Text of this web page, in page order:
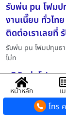
รับพ่น pu โฟมป
งานเนี๊ยบ ทั่วไท
ติดต่อเราเลยที่
รับพ่น pu โฟมปทุมธา
ไม่ท
บริษัทพ่นโฟมมา
ฉนวนพ่นโฟม
กันความร้อนพ่
หน้าหลัก เ
โทร